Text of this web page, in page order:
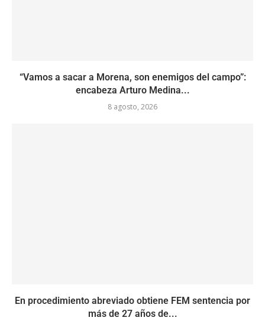
“Vamos a sacar a Morena, son enemigos del campo”:
encabeza Arturo Medina...
8 agosto, 2026
En procedimiento abreviado obtiene FEM sentencia por
más de 27 años de...